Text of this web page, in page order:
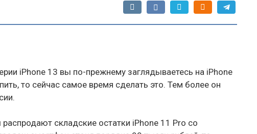
iPhone 13 вы по-прежнему заглядываетесь на iPhone
то сейчас самое время сделать это. Тем более он
складские остатки iPhone 11 Pro со